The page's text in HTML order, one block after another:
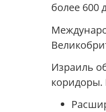
более 600
Израиль
коридоры.